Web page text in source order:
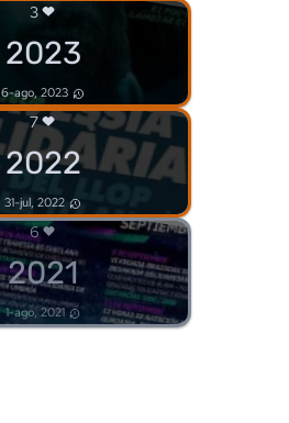
3
2023
6-ago, 2023
7
2022
31-jul, 2022
6
2021
1-ago, 2021